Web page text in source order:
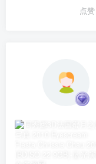
点赞